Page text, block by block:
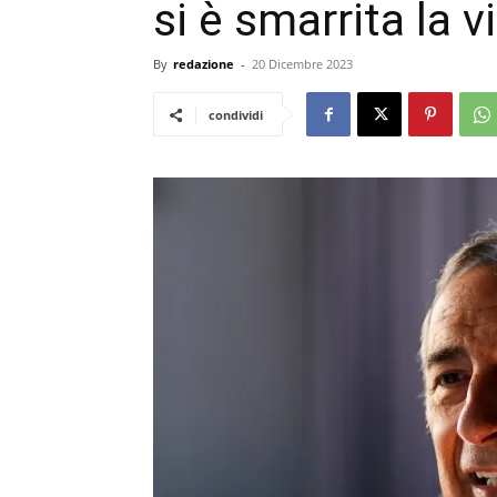
si è smarrita la
By redazione - 20 Dicembre 2023
condividi